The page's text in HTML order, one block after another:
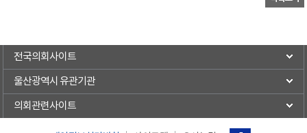
전국의회사이트
울산광역시 유관기관
의회관련사이트